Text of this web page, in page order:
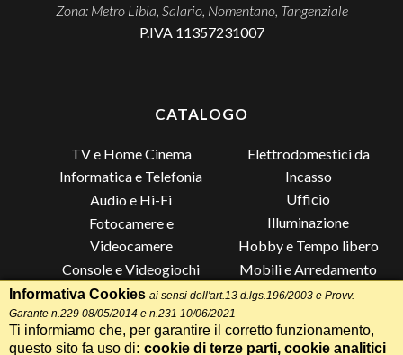
Zona: Metro Libia, Salario, Nomentano, Tangenziale
P.IVA 11357231007
CATALOGO
TV e Home Cinema
Informatica e Telefonia
Audio e Hi-Fi
Fotocamere e
Videocamere
Console e Videogiochi
Piccoli Elettrodomestici
Grandi Elettrodomestici e
Climatizzazione
Elettrodomestici da
Incasso
Ufficio
Illuminazione
Hobby e Tempo libero
Mobili e Arredamento
Lista di Nozze
Informativa Cookies ai sensi dell'art.13 d.lgs.196/2003 e Provv.
Garante n.229 08/05/2014 e n.231 10/06/2021
Ti informiamo che, per garantire il corretto funzionamento,
questo sito fa uso di: cookie di terze parti, cookie analitici